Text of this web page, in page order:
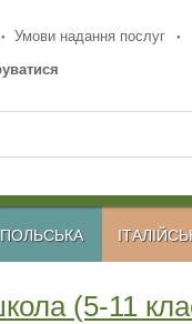
Умови надання послуг
ПОЛЬСЬКА
(5-11